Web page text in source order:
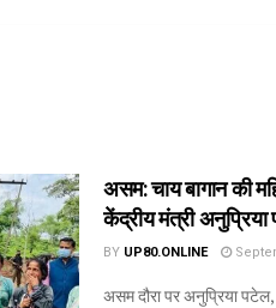
असम: चाय बागान की
केंद्रीय मंत्री
BY UP80.ONLINE
असम दौरा पर अनुप्रिया पटेल,